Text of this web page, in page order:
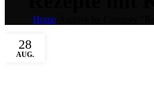
Home
28
AUG.